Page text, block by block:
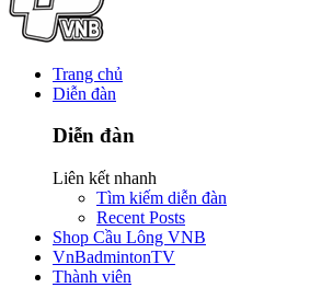
Trang chủ
Diễn đàn
Diễn đàn
Liên kết nhanh
Tìm kiếm diễn đàn
Recent Posts
Shop Cầu Lông VNB
VnBadmintonTV
Thành viên